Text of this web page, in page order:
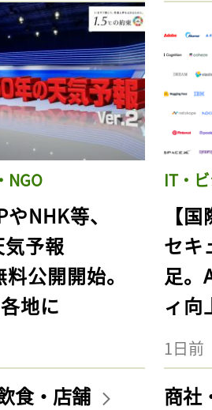
NGO
やNHK等、
気予報
料公開開始。
地に
IT・
【
セキ
足。
ィ向
1日前
食・店舗 商社